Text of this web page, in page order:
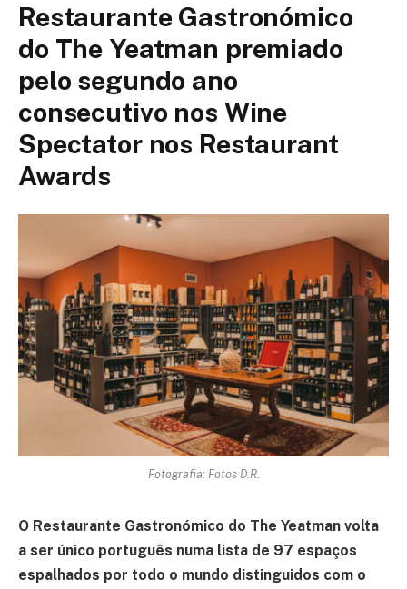
Restaurante Gastronómico
do The Yeatman premiado
pelo segundo ano
consecutivo nos Wine
Spectator nos Restaurant
Awards
Fotografia: Fotos D.R.
O Restaurante Gastronómico do The Yeatman volta
a ser único português numa lista de 97 espaços
espalhados por todo o mundo distinguidos com o